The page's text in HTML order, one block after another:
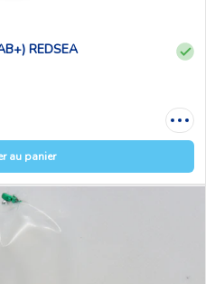
REDSEA
au panier